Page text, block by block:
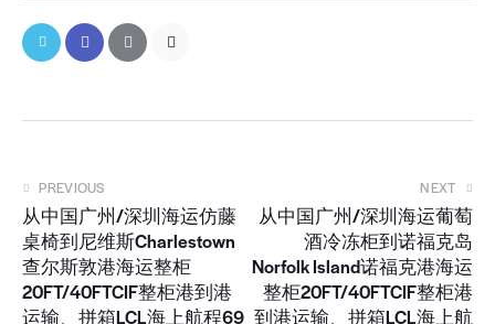
PREVIOUS
从中国广州/深圳海运仿藤
桌椅到尼维斯Charlestown
查尔斯敦港海运整柜
20FT/40FTCIF整柜港到港
运输、拼箱LCL海上航程69
NEXT
从中国广州/深圳海运葡萄
酒冷冻柜到诺福克岛
Norfolk Island诺福克港海运
整柜20FT/40FTCIF整柜港
到港运输、拼箱LCL海上航